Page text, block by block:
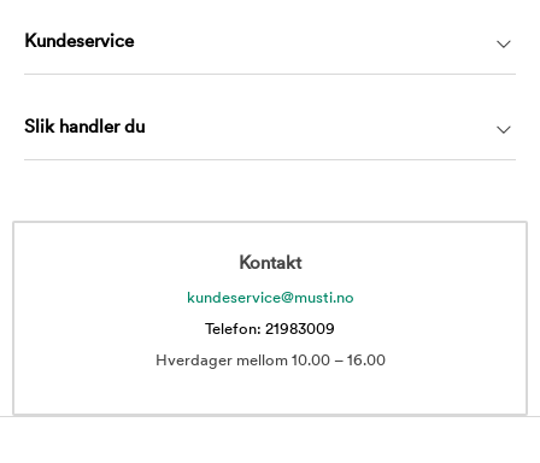
Kundeservice
Slik handler du
Kontakt
kundeservice@musti.no
Telefon: 21983009
Hverdager mellom 10.00 – 16.00